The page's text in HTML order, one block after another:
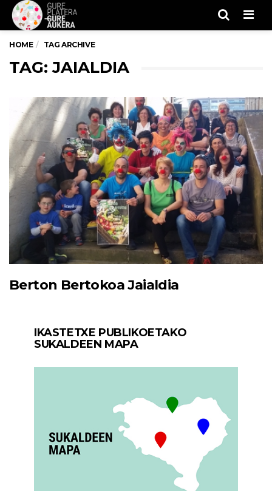
HOME TAG ARCHIVE
TAG: JAIALDIA
Berton Bertokoa Jaialdia
IKASTETXE PUBLIKOETAKO
SUKALDEEN MAPA